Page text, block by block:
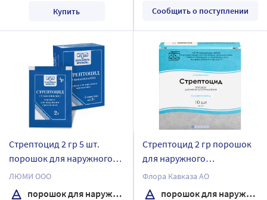
Купить Сообщить о поступлении
Стрептоцид 2 гр 5 шт.
порошок для наружного
применения
ЛЮМИ ООО
порошок для наружного применения
Стрептоцид 2 гр порошок
для наружного
применения пакет 10 шт.
Флора Кавказа АО
порошок для наружного применения